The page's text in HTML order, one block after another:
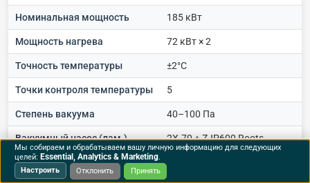
Номинальная мощность 185 кВт
Мощность нагрева 72 кВт × 2
Точность температуры ±2°C
Точки контроля температуры 5
Степень вакуума 40–100 Па
Вакуумный насос (лам.) 2X-70 + ZJP600 Roots
Интенсивность аэрации
Мы собираем и обрабатываем вашу личную информацию для следующих
целей: Essential, Analytics & Marketing.
Настроить
Отклонить Принять